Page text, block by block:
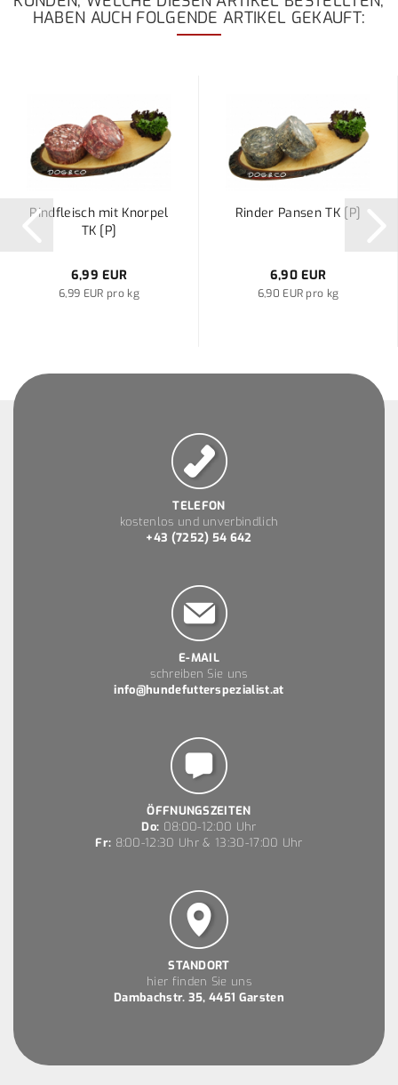
HABEN AUCH FOLGENDE ARTIKEL GEKAUFT:
Rindfleisch mit Knorpel
TK [P]
6,99 EUR
6,99 EUR pro kg
Rinder Pansen TK [P]
6,90 EUR
6,90 EUR pro kg
TELEFON
kostenlos und unverbindlich
+43 (7252) 54 642
E-MAIL
schreiben Sie uns
info@hundefutterspezialist.at
ÖFFNUNGSZEITEN
Do: 08:00-12:00 Uhr
Fr: 8:00-12:30 Uhr & 13:30-17:00 Uhr
STANDORT
hier finden Sie uns
Dambachstr. 35, 4451 Garsten